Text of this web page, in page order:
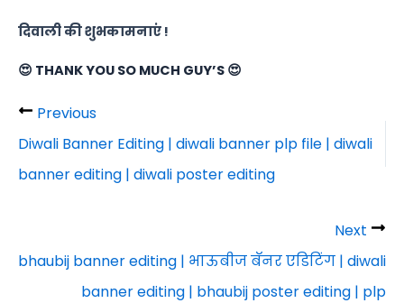
दिवाली की शुभकामनाएं !
😍 THANK YOU SO MUCH GUY’S 😍
Previous
Diwali Banner Editing | diwali banner plp file | diwali
banner editing | diwali poster editing
Next
bhaubij banner editing | भाऊबीज बॅनर एडिटिंग | diwali
banner editing | bhaubij poster editing | plp